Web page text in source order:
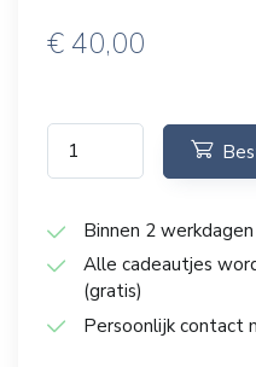
€ 40,00
Binnen 2
Alle cadeautjes
(gratis)
Persoonlijk contact